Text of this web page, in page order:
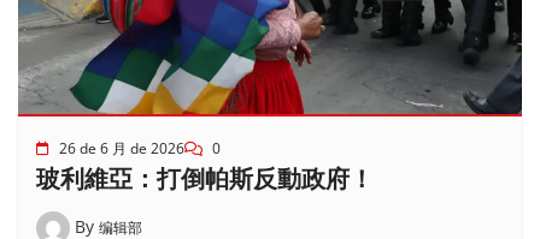
26 de 6 月 de 2026 0
玻利維亞：打倒帕斯反動政府！
By 编辑部